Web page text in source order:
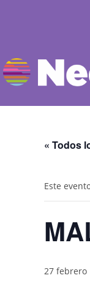
« Todos
Este
27